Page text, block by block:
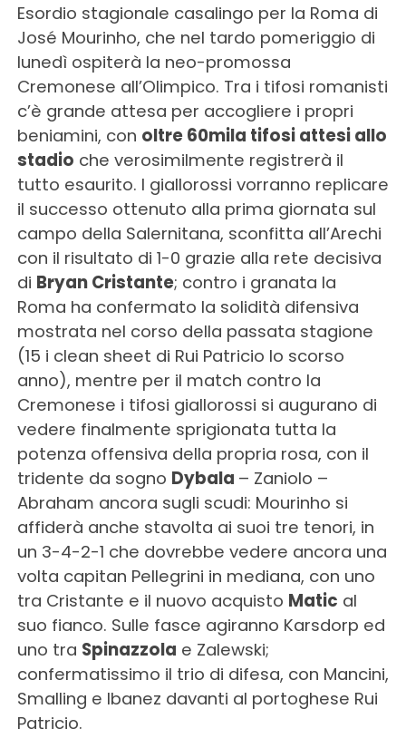
Esordio stagionale casalingo per la Roma di
José Mourinho, che nel tardo pomeriggio di
lunedì ospiterà la neo-promossa
Cremonese all’Olimpico. Tra i tifosi romanisti
c’è grande attesa per accogliere i propri
beniamini, con oltre 60mila tifosi attesi allo
stadio che verosimilmente registrerà il
tutto esaurito. I giallorossi vorranno replicare
il successo ottenuto alla prima giornata sul
campo della Salernitana, sconfitta all’Arechi
con il risultato di 1-0 grazie alla rete decisiva
di Bryan Cristante; contro i granata la
Roma ha confermato la solidità difensiva
mostrata nel corso della passata stagione
(15 i clean sheet di Rui Patricio lo scorso
anno), mentre per il match contro la
Cremonese i tifosi giallorossi si augurano di
vedere finalmente sprigionata tutta la
potenza offensiva della propria rosa, con il
tridente da sogno Dybala – Zaniolo –
Abraham ancora sugli scudi: Mourinho si
affiderà anche stavolta ai suoi tre tenori, in
un 3-4-2-1 che dovrebbe vedere ancora una
volta capitan Pellegrini in mediana, con uno
tra Cristante e il nuovo acquisto Matic al
suo fianco. Sulle fasce agiranno Karsdorp ed
uno tra Spinazzola e Zalewski;
confermatissimo il trio di difesa, con Mancini,
Smalling e Ibanez davanti al portoghese Rui
Patricio.